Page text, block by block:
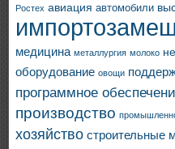
Ростех авиация автомобили
медицина металлургия молоко
оборудование овощи
программное
производство
хозяйство строительные